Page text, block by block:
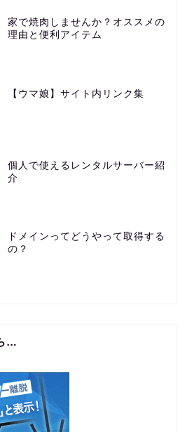
家で焼肉しませんか？オススメの
理由と便利アイテム
【ウマ娘】サイト内リンク集
個人で使えるレンタルサーバー紹
介
ドメインってどうやって取得する
の？
…